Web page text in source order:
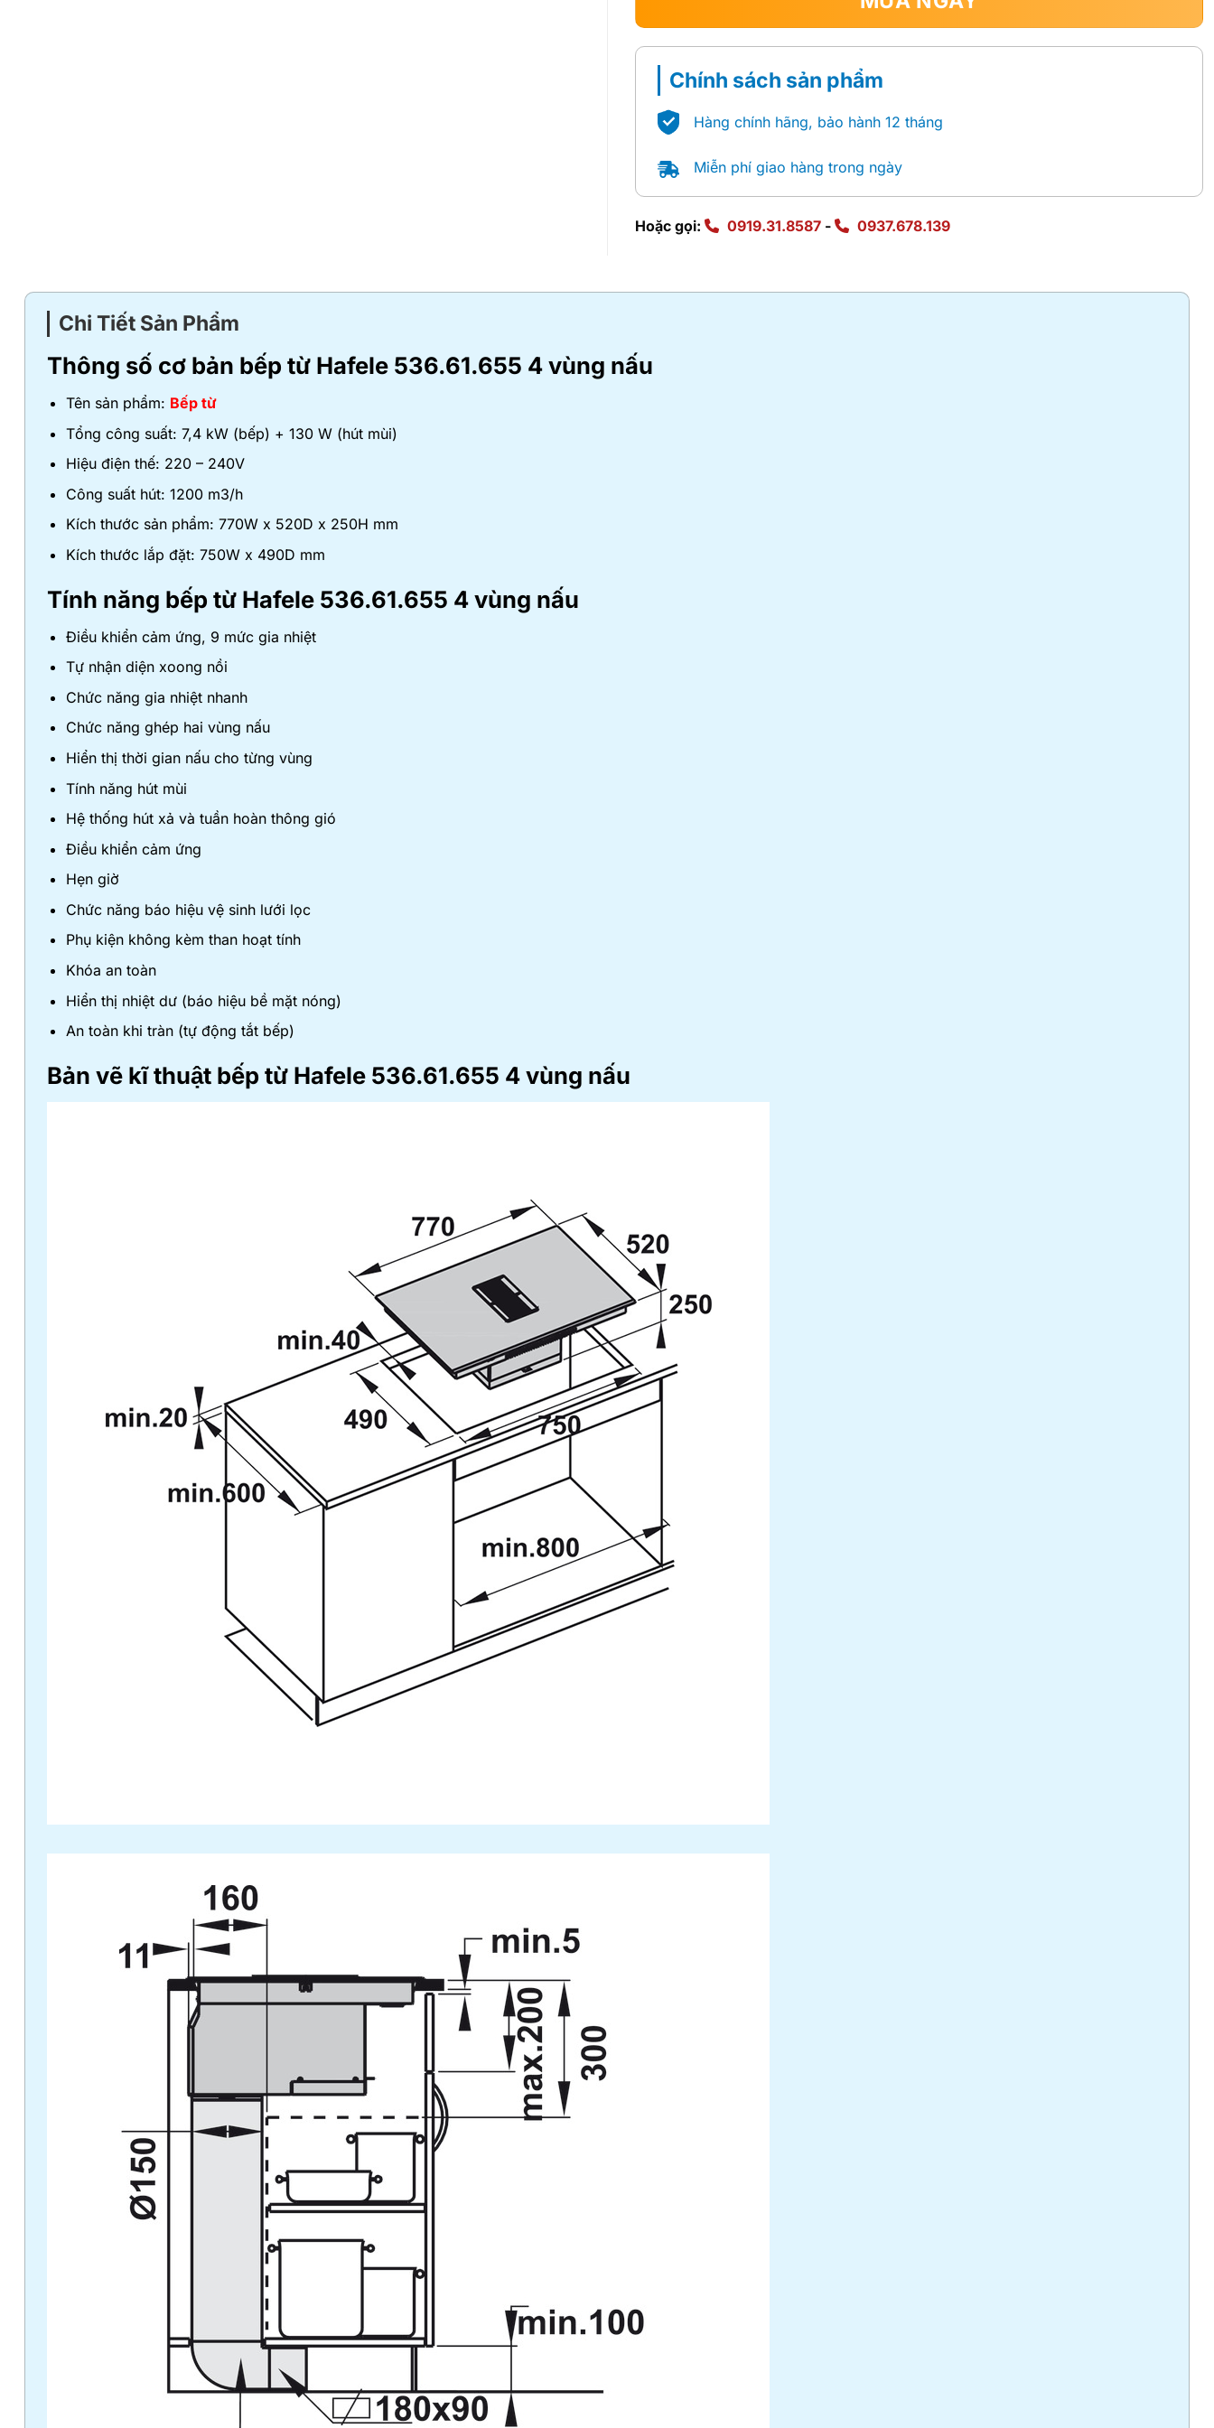
Chính sách sản phẩm
Hàng chính hãng, bảo hành 12 tháng
Miễn phí giao hàng trong ngày
Hoặc gọi: 0919.31.8587 - 0937.678.139
Chi Tiết Sản Phẩm
Thông số cơ bản bếp từ Hafele 536.61.655 4 vùng nấu
Tên sản phẩm: Bếp từ
Tổng công suất: 7,4 kW (bếp) + 130 W (hút mùi)
Hiệu điện thế: 220 – 240V
Công suất hút: 1200 m3/h
Kích thước sản phẩm: 770W x 520D x 250H mm
Kích thước lắp đặt: 750W x 490D mm
Tính năng bếp từ Hafele 536.61.655 4 vùng nấu
Điều khiển cảm ứng, 9 mức gia nhiệt
Tự nhận diện xoong nồi
Chức năng gia nhiệt nhanh
Chức năng ghép hai vùng nấu
Hiển thị thời gian nấu cho từng vùng
Tính năng hút mùi
Hệ thống hút xả và tuần hoàn thông gió
Điều khiển cảm ứng
Hẹn giờ
Chức năng báo hiệu vệ sinh lưới lọc
Phụ kiện không kèm than hoạt tính
Khóa an toàn
Hiển thị nhiệt dư (báo hiệu bề mặt nóng)
An toàn khi tràn (tự động tắt bếp)
Bản vẽ kĩ thuật bếp từ Hafele 536.61.655 4 vùng nấu